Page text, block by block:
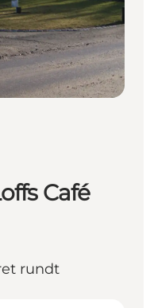
Café
rundt